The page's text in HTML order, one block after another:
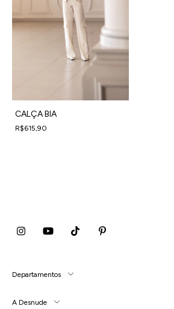
CALÇA BIA
R$615,90
Departamentos
A Desnude